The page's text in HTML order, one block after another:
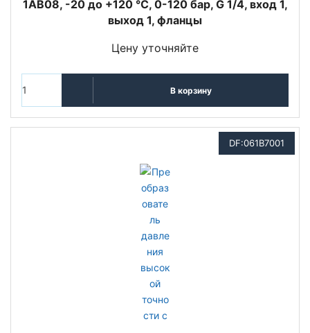
1AB08, -20 до +120 °C, 0-120 бар, G 1/4, вход 1,
выход 1, фланцы
Цену уточняйте
В корзину
DF:061B7001